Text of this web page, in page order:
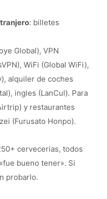
: billetes
Global), VPN
WiFi (Global WiFi),
alquiler de coches
ingles (LanCul). Para
y restaurantes
(Furusato Honpo).
cervecerias, todos
bueno tener». Si
probarlo.